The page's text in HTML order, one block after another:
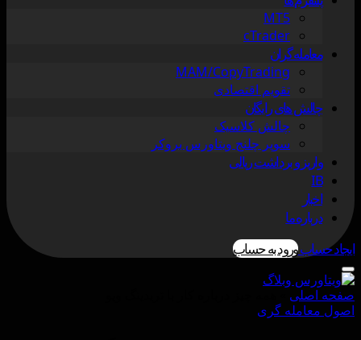
MT5
cTrader
معامله گران
MAM/CopyTrading
تقویم اقتصادی
چالش های رایگان
چالش کلاسیک
سوپر چلنج ویتاورس بروکر
واریز و برداشت ریالی
IB
اخبار
درباره ما
ایجاد حسابورود به حساب
صفحه اصلی
اصول معامله گرى